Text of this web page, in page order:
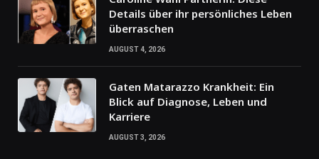
Details über ihr persönliches Leben
überraschen
AUGUST 4, 2026
Gaten Matarazzo Krankheit: Ein
Blick auf Diagnose, Leben und
Karriere
AUGUST 3, 2026